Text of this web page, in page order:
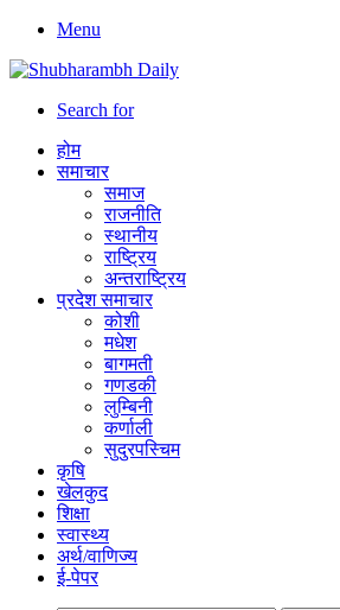
Menu
Search for
होम
समाचार
समाज
राजनीति
स्थानीय
राष्ट्रिय
अन्तराष्ट्रिय
प्रदेश समाचार
कोशी
मधेश
बागमती
गणडकी
लुम्बिनी
कर्णाली
सुदुरपस्चिम
कृषि
खेलकुद
शिक्षा
स्वास्थ्य
अर्थ/वाणिज्य
ई-पेपर